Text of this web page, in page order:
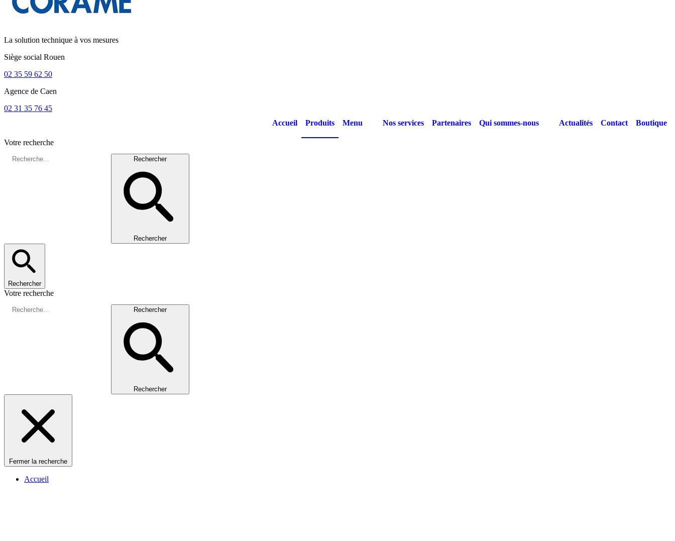
La solution technique à vos mesures
Siège social Rouen
02 35 59 62 50
Agence de Caen
02 31 35 76 45
Accueil
Produits Menu Nos services Partenaires Qui sommes-nous Actualités Contact Boutique
Votre recherche
Rechercher
Rechercher
Rechercher
Votre recherche
Rechercher
Rechercher
Fermer la recherche
Accueil